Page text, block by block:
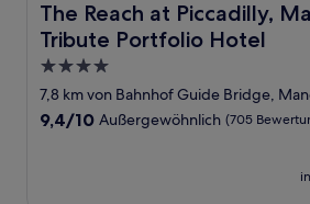
The Reach at Piccadilly,
Tribute Portfolio Hotel
The Reach at Piccadilly,
4.0-
Sterne-
Unterkunft
7,8 km von Bahnhof Guide Bridge,
9.4
9,4/10 Außergewöhnlich (705